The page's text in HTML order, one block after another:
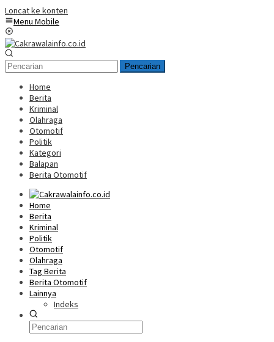
Loncat ke konten
Menu Mobile
Pencarian
Home
Berita
Kriminal
Olahraga
Otomotif
Politik
Kategori
Balapan
Berita Otomotif
Home
Berita
Kriminal
Politik
Otomotif
Olahraga
Tag Berita
Berita Otomotif
Lainnya
Indeks